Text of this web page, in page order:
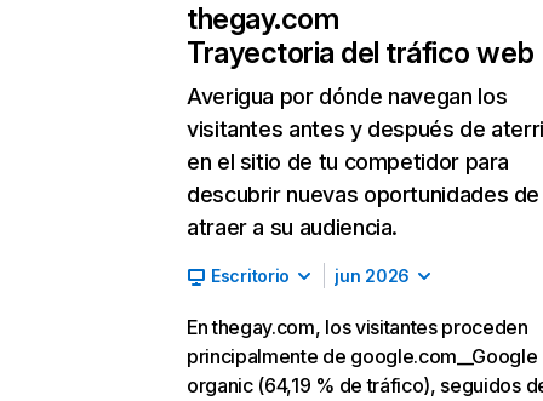
thegay.com
Trayectoria del tráfico web
Averigua por dónde navegan los
visitantes antes y después de
en el sitio de tu competidor para
descubrir nuevas oportunidades de
atraer a su audiencia.
Escritorio jun 2026
En thegay.com, los visitantes proceden
principalmente de google.com__Google
organic (64,19 % de tráfico), seguidos